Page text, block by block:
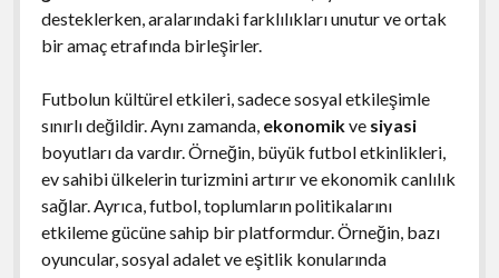
desteklerken, aralarındaki farklılıkları unutur ve ortak
bir amaç etrafında birleşirler.
Futbolun kültürel etkileri, sadece sosyal etkileşimle
sınırlı değildir. Aynı zamanda, ekonomikve siyasi
boyutları da vardır. Örneğin, büyük futbol etkinlikleri,
ev sahibi ülkelerin turizmini artırır ve ekonomik canlılık
sağlar. Ayrıca, futbol, toplumların politikalarını
etkileme gücüne sahip bir platformdur. Örneğin, bazı
oyuncular, sosyal adalet ve eşitlik konularında